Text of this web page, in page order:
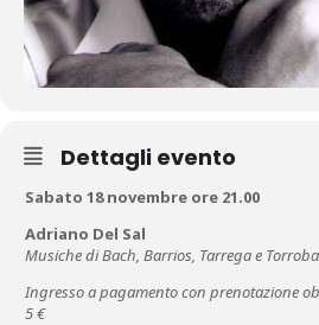
Dettagli evento
Sabato 18 novembre ore 21.00
Adriano Del Sal
Musiche di Bach, Barrios, Tarrega e Torroba
Ingresso a pagamento con prenotazione
5 €